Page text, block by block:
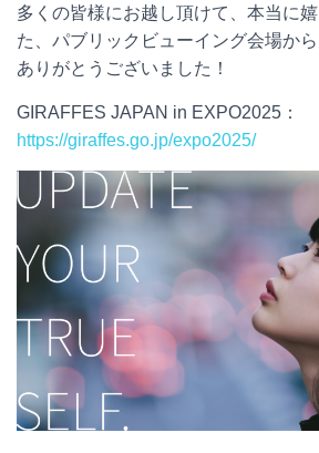
多くの皆様にお越し頂けて、本当に
た、パブリックビューイング会場か
ありがとうございました！
GIRAFFES JAPAN in EXPO2025：
https://giraffes.go.jp/expo2025/